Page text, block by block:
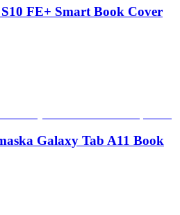
FE+ Smart Book Cover
Galaxy Tab A11 Book